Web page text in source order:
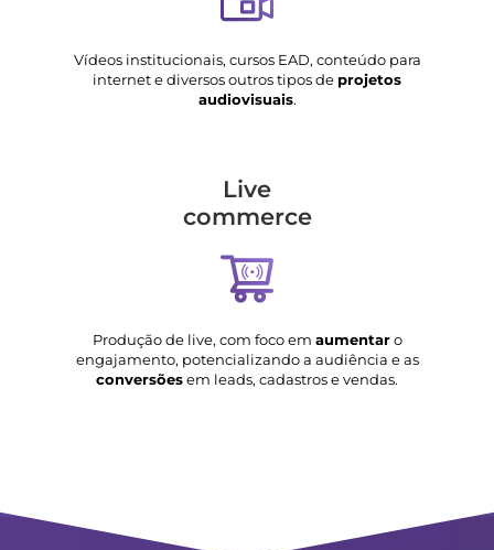
Vídeos institucionais, cursos EAD, conteúdo para
internet e diversos outros tipos de projetos
audiovisuais.
Live
commerce
Produção de live, com foco em aumentaro
engajamento, potencializando a audiência e as
conversõesem leads, cadastros e vendas.